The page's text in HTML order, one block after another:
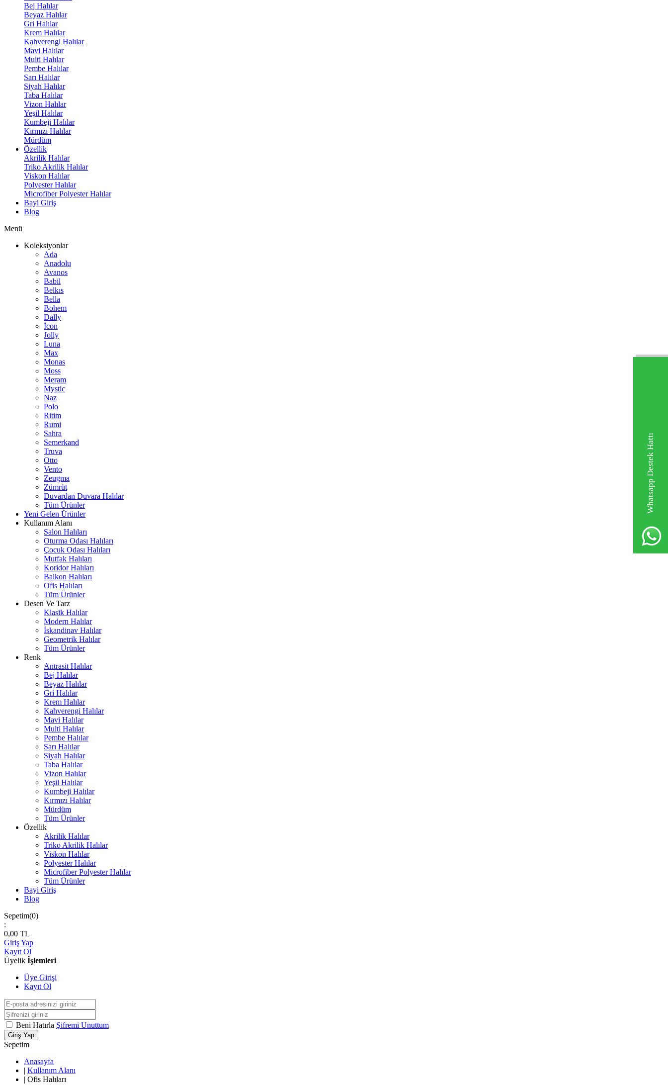
Whatsapp Destek Hattı
Bej Halılar
Beyaz Halılar
Gri Halılar
Krem Halılar
Kahverengi Halılar
Mavi Halılar
Multi Halılar
Pembe Halılar
Sarı Halılar
Siyah Halılar
Taba Halılar
Vizon Halılar
Yeşil Halılar
Kumbeji Halılar
Kırmızı Halılar
Mürdüm
Özellik
Akrilik Halılar
Triko Akrilik Halılar
Viskon Halılar
Polyester Halılar
Microfiber Polyester Halılar
Bayi Giriş
Blog
Menü
Koleksiyonlar
Ada
Anadolu
Avanos
Babil
Belkıs
Bella
Bohem
Dally
İcon
Jolly
Luna
Max
Monas
Moss
Meram
Mystic
Naz
Polo
Ritim
Rumi
Sahra
Semerkand
Truva
Otto
Vento
Zeugma
Zümrüt
Duvardan Duvara Halılar
Tüm Ürünler
Yeni Gelen Ürünler
Kullanım Alanı
Salon Halıları
Oturma Odası Halıları
Çocuk Odası Halıları
Mutfak Halıları
Koridor Halıları
Balkon Halıları
Ofis Halıları
Tüm Ürünler
Desen Ve Tarz
Klasik Halılar
Modern Halılar
İskandinav Halılar
Geometrik Halılar
Tüm Ürünler
Renk
Antrasit Halılar
Bej Halılar
Beyaz Halılar
Gri Halılar
Krem Halılar
Kahverengi Halılar
Mavi Halılar
Multi Halılar
Pembe Halılar
Sarı Halılar
Siyah Halılar
Taba Halılar
Vizon Halılar
Yeşil Halılar
Kumbeji Halılar
Kırmızı Halılar
Mürdüm
Tüm Ürünler
Özellik
Akrilik Halılar
Triko Akrilik Halılar
Viskon Halılar
Polyester Halılar
Microfiber Polyester Halılar
Tüm Ürünler
Bayi Giriş
Blog
Sepetim(0)
:
0,00 TL
Giriş Yap
Kayıt Ol
Üyelik İşlemleri
Üye Girişi
Kayıt Ol
Beni Hatırla Şifremi Unuttum
Giriş Yap
Sepetim
Anasayfa
| Kullanım Alanı
| Ofis Halıları